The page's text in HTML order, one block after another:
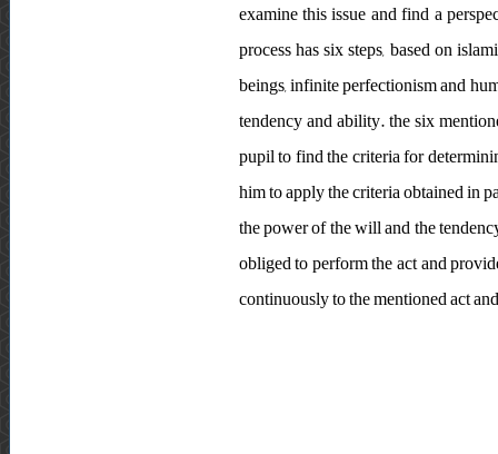
examine this issue and find a
process has six steps, based on
beings, infinite perfectionism and
tendency and ability. the six
pupil to find the criteria for
him to apply the criteria obtained in
the power of the will and the
obliged to perform the act and
continuously to the mentioned act